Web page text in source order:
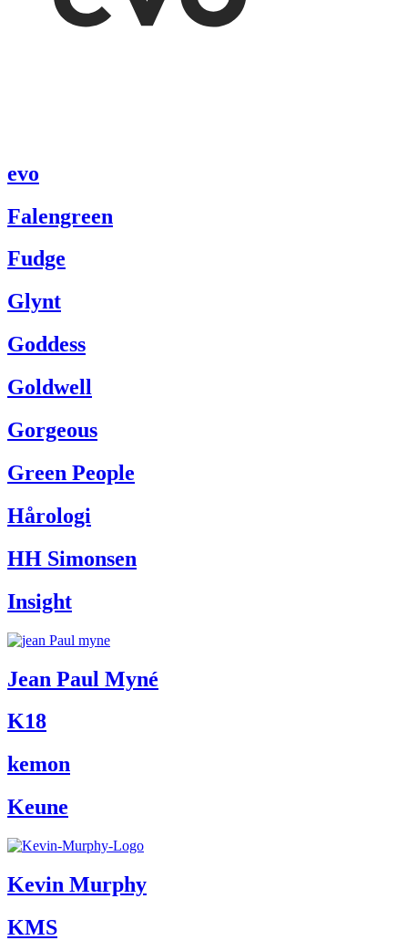
evo
Falengreen
Fudge
Glynt
Goddess
Goldwell
Gorgeous
Green People
Hårologi
HH Simonsen
Insight
Jean Paul Myné
K18
kemon
Keune
Kevin Murphy
KMS